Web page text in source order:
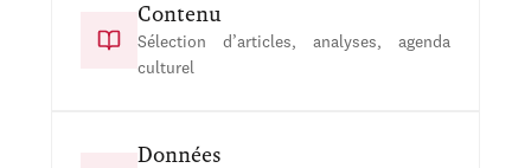
Contenu
Sélection d’articles, analyses, agenda
culturel
Données